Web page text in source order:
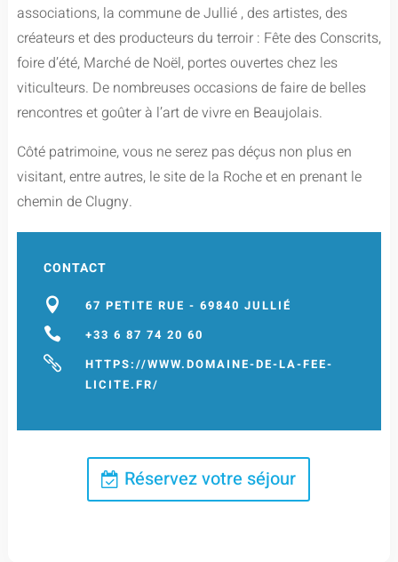
associations, la commune de Jullié , des artistes, des
créateurs et des producteurs du terroir : Fête des Conscrits,
foire d’été, Marché de Noël, portes ouvertes chez les
viticulteurs. De nombreuses occasions de faire de belles
rencontres et goûter à l’art de vivre en Beaujolais.
Côté patrimoine, vous ne serez pas déçus non plus en
visitant, entre autres, le site de la Roche et en prenant le
chemin de Clugny.
CONTACT
 67 PETITE RUE - 69840 JULLIÉ
 +33 6 87 74 20 60

HTTPS://WWW.DOMAINE-DE-LA-FEE-
LICITE.FR/
Réservez votre séjour